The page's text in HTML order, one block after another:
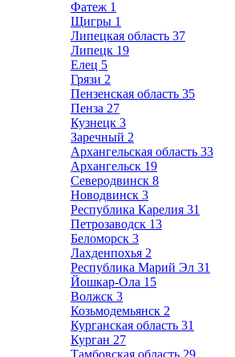
Фатеж 1
Щигры 1
Липецкая область 37
Липецк 19
Елец 5
Грязи 2
Пензенская область 35
Пенза 27
Кузнецк 3
Заречный 2
Архангельская область 33
Архангельск 19
Северодвинск 8
Новодвинск 3
Республика Карелия 31
Петрозаводск 13
Беломорск 3
Лахденпохья 2
Республика Марий Эл 31
Йошкар-Ола 15
Волжск 3
Козьмодемьянск 2
Курганская область 31
Курган 27
Тамбовская область 29